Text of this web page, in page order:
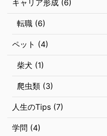
キャリア形成 (6)
転職 (6)
ペット (4)
柴犬 (1)
爬虫類 (3)
人生のTips (7)
学問 (4)